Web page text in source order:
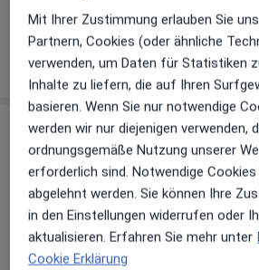
04321...Telefonnummer anzeigen
Mehr Detailsüber
Erfahrungen
Bewerten
16 Bewertungen
Mit Ihrer Zustimmung erlauben Sie
Partnern, Cookies (oder ähnliche
verwenden, um Daten für Statistiken
Inhalte zu liefern, die auf Ihren
basieren. Wenn Sie nur notwendige
werden wir nur diejenigen verwenden,
ordnungsgemäße Nutzung unserer
erforderlich sind. Notwendige Cookies
abgelehnt werden. Sie können Ihre
in den Einstellungen widerrufen oder
aktualisieren. Erfahren Sie mehr unter
Cookie Erklärung